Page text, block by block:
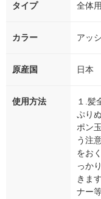
タイプ 全体用
カラー アッ
原産国 日本
使用方法
１.髪
ぷり
ポン
う注
をお
っか
きま
ナー